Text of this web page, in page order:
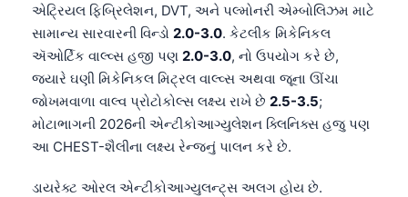
એટ્રિયલ ફિબ્રિલેશન, DVT, અને પલ્મોનરી એમ્બોલિઝમ માટે
સામાન્ય સારવારની વિન્ડો 2.0-3.0. કેટલીક મિકેનિકલ
ઍઓર્ટિક વાલ્વ્સ હજી પણ 2.0-3.0, નો ઉપયોગ કરે છે,
જ્યારે ઘણી મિકેનિકલ મિટ્રલ વાલ્વ્સ અથવા જૂના ઊંચા
જોખમવાળા વાલ્વ પ્રોટોકોલ્સ લક્ષ્ય રાખે છે 2.5-3.5;
મોટાભાગની 2026ની એન્ટીકોઆગ્યુલેશન ક્લિનિક્સ હજુ પણ
આ CHEST-શૈલીના લક્ષ્ય રેન્જનું પાલન કરે છે.
ડાયરેક્ટ ઓરલ એન્ટીકોઆગ્યુલન્ટ્સ અલગ હોય છે.